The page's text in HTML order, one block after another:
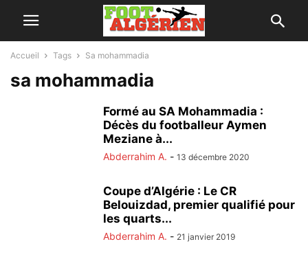
Accueil Tags Sa mohammadia
sa mohammadia
Formé au SA Mohammadia :
Décès du footballeur Aymen
Meziane à...
Abderrahim A. - 13 décembre 2020
Coupe d’Algérie : Le CR
Belouizdad, premier qualifié pour
les quarts...
Abderrahim A. - 21 janvier 2019